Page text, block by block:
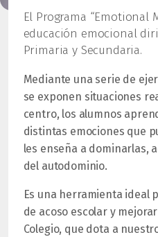
El Programa “Emotional
educación emocional
Primaria y Secundaria.
Mediante una serie de
se exponen situaciones
centro, los alumnos
distintas emociones que
les enseña a dominarlas,
del autodominio.
Es una herramienta ideal
de acoso escolar y
Colegio, que dota a